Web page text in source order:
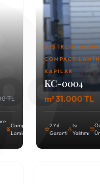
TL
Compact
Lamine
DIŞ İKLIM
COMPACT
KAPILAR
KC-0004
m² 31.000 TL
2 Yıl
Garanti
Isı
Yalıtımı